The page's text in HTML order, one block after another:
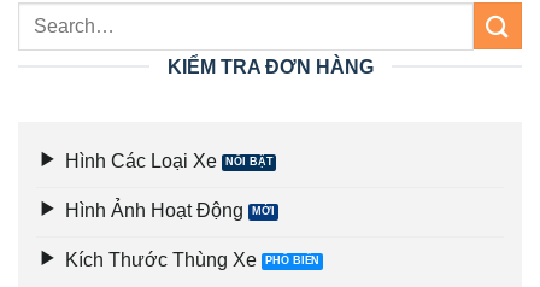
KIỂM TRA ĐƠN HÀNG
Hình Các Loại Xe
Hình Ảnh Hoạt Động
Kích Thước Thùng Xe